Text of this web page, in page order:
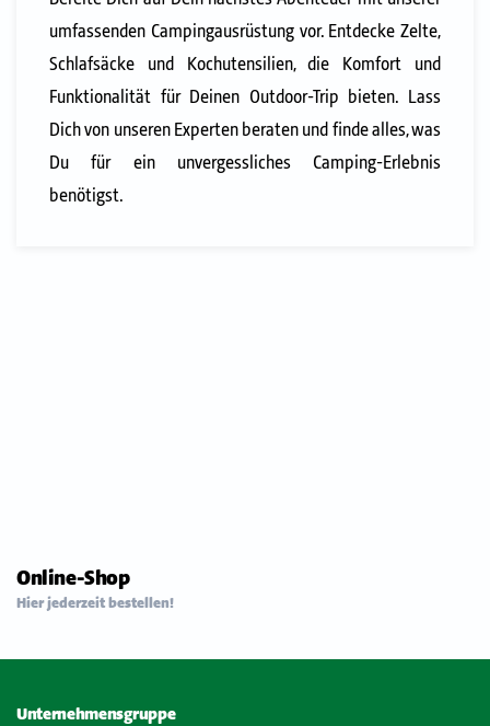
umfassenden Campingausrüstung vor. Entdecke Zelte,
Schlafsäcke und Kochutensilien, die Komfort und
Funktionalität für Deinen Outdoor-Trip bieten. Lass
Dich von unseren Experten beraten und finde alles, was
Du für ein unvergessliches Camping-Erlebnis
benötigst.
Online-Shop
Hier jederzeit bestellen!
Unternehmensgruppe